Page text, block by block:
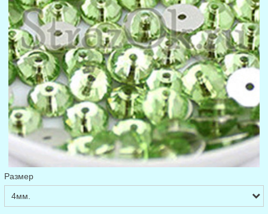
Размер